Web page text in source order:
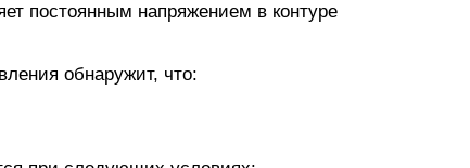
постоянным напряжением в контуре
обнаружит, что: